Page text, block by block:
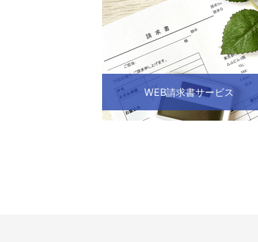
WEB請求書サービス